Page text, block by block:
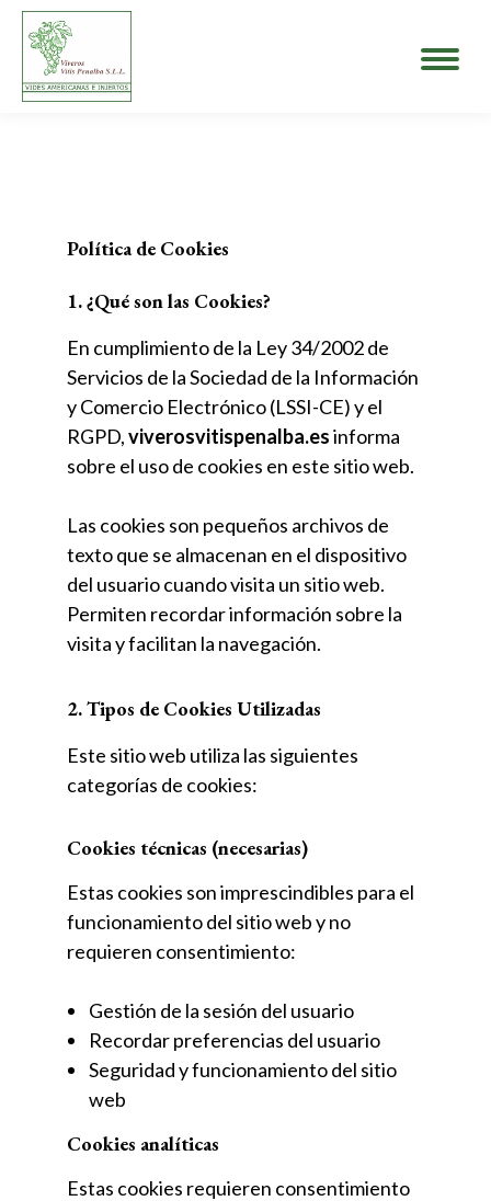
Política de Cookies
1. ¿Qué son las Cookies?
En cumplimiento de la Ley 34/2002 de
Servicios de la Sociedad de la Información
y Comercio Electrónico (LSSI-CE) y el
RGPD,viverosvitispenalba.esinforma
sobre el uso de cookies en este sitio web.
Las cookies son pequeños archivos de
texto que se almacenan en el dispositivo
del usuario cuando visita un sitio web.
Permiten recordar información sobre la
visita y facilitan la navegación.
2. Tipos de Cookies Utilizadas
Este sitio web utiliza las siguientes
categorías de cookies:
Cookies técnicas (necesarias)
Estas cookies son imprescindibles para el
funcionamiento del sitio web y no
requieren consentimiento:
Gestión de la sesión del usuario
Recordar preferencias del usuario
Seguridad y funcionamiento del sitio
web
Cookies analíticas
Estas cookies requieren consentimiento